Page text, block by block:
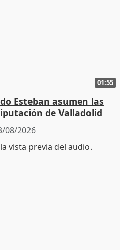
01:55
Esteban asumen las
de Valladolid
08/2026